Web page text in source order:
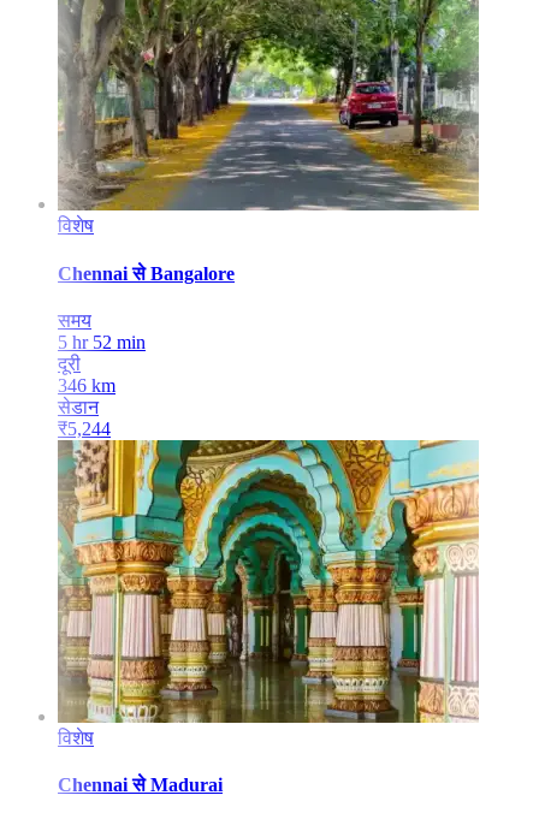
विशेष
Chennai से Bangalore
समय
5 hr 52 min
दूरी
346 km
सेडान
₹5,244
विशेष
Chennai से Madurai